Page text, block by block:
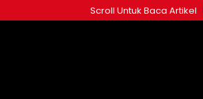
to
Scroll Untuk Baca Artikel